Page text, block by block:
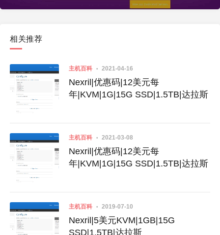
相关推荐
主机百科 2021-04-16
Nexril|优惠码|12美元每
年|KVM|1G|15G SSD|1.5TB|达拉斯
主机百科 2021-03-08
Nexril|优惠码|12美元每
年|KVM|1G|15G SSD|1.5TB|达拉斯
主机百科 2019-07-10
Nexril|5美元KVM|1GB|15G
SSD|1.5TB|达拉斯